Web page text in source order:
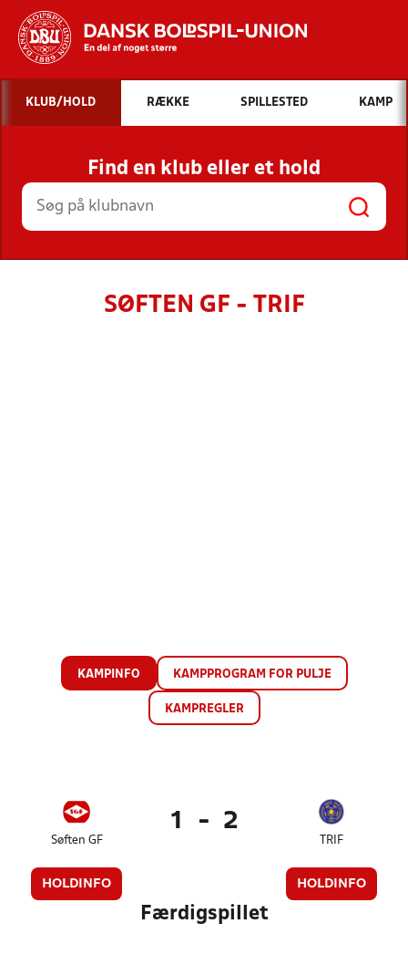
Hvad vil du søge efter?
INDHOLD OG NYHEDER
STILLINGER, RESULTATER, KLUBBER OG
HOLD
KLUB/HOLD RÆKKE SPILLESTED KAMP
Find en klub eller et hold
SØFTEN GF - TRIF
KAMPINFO KAMPPROGRAM FOR PULJE
KAMPREGLER
Søften GF
HOLDINFO
1 - 2
TRIF
HOLDINFO
Færdigspillet